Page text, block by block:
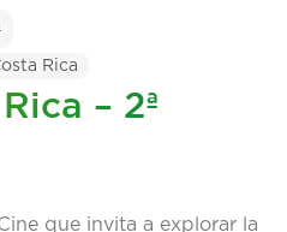
Rica
– 2ª
que invita a explorar la